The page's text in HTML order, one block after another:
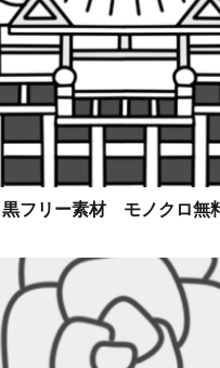
フリー素材 モノクロ無